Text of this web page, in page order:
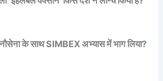
के साथ SIMBEX अभ्यास में भाग लिया?